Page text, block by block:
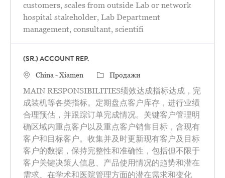
customers, scales from outside Lab or network
hospital stakeholder, Lab Department
management, consultant, scientifi
(SR.) ACCOUNT REP.
Местоположение
China - Xiamen категория
Продажи
MAIN RESPONSIBILITIES绩效达成指标达成，完
成装机等各类指标。定期盘点客户库存，进行业绩
合理预估，并跟踪订单完成情况。关键客户管理明
确区域内重点客户以及重点客户销售目标，含现有
客户和目标客户。收集并及时更新现有客户及目标
客户的数据，保持完整性和准确性，包括但不限于
客户关键决策人信息、产品使用情况的趋势和潜在
需求、在学术和医院管理方面的潜在需求和变化